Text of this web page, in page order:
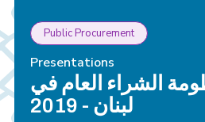
Public Procurement
Presentations
الشراء العام في
لبنان - 2019